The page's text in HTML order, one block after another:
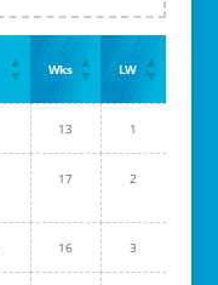
Wks LW
13 1
17 2
16 3